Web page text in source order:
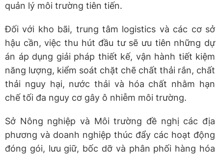
quản lý môi trường tiên tiến.
Đối với kho bãi, trung tâm logistics và các cơ sở
hậu cần, việc thu hút đầu tư sẽ ưu tiên những dự
án áp dụng giải pháp thiết kế, vận hành tiết kiệm
năng lượng, kiểm soát chặt chẽ chất thải rắn, chất
thải nguy hại, nước thải và hóa chất nhằm hạn
chế tối đa nguy cơ gây ô nhiễm môi trường.
Sở Nông nghiệp và Môi trường đề nghị các địa
phương và doanh nghiệp thúc đẩy các hoạt động
đóng gói, lưu giữ, bốc dỡ và phân phối hàng hóa